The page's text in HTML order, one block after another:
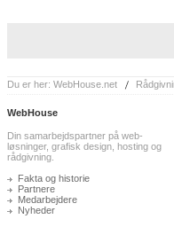
Du er her: WebHouse.net
WebHouse
Din samarbejdspartner på web-
løsninger, grafisk design, hosting og
rådgivning.
Fakta og historie
Partnere
Medarbejdere
Nyheder